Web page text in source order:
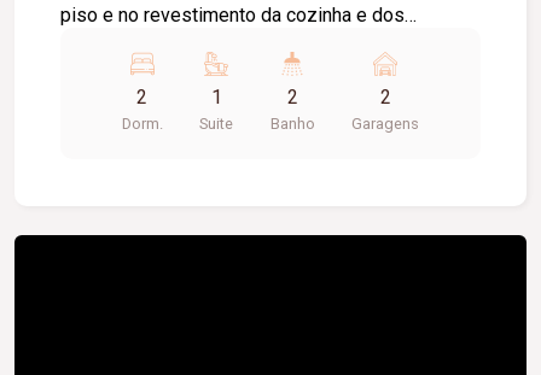
piso e no revestimento da cozinha e dos
Tem espaço para um futuro terceiro quarto.
2
Dorm.
1
Suite
2
Banho
2
Garagens